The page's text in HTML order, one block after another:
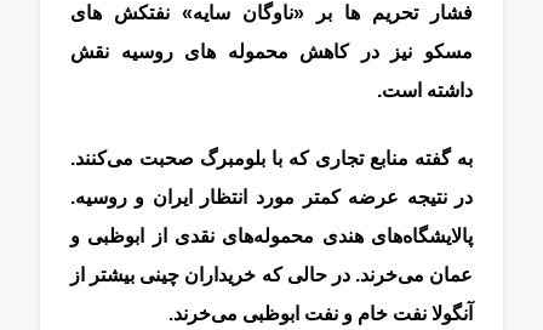
فشار تحریم ها بر «ناوگان سایه» نفتکش های
مسکو نیز در کاهش محموله های روسیه نقش
داشته است.
به گفته منابع تجاری که با بلومبرگ صحبت می‌کنند.
در نتیجه عرضه کمتر مورد انتظار ایران و روسیه.
پالایشگاه‌های هندی محموله‌های نقدی از ابوظبی و
عمان می‌خرند. در حالی که خریداران چینی بیشتر از
آنگولا نفت خام و نفت ابوظبی می‌خرند.